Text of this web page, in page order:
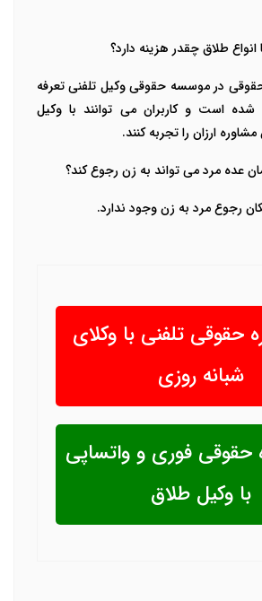
انواع طلاق چقدر هزینه دارد؟
در موسسه حقوقی وکیل تلفنی تعرفه
شده است و کاربران می توانند با وکیل
ارزان را تجربه کنند.
عده مرد می تواند به زن رجوع کند؟
رجوع مرد به زن وجود ندارد.
حقوقی تلفنی با وکلای
شبانه روزی
حقوقی فوری و واتساپی
با وکیل طلاق